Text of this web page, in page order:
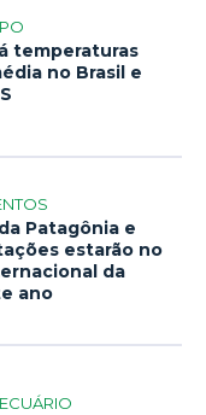
temperaturas
no Brasil e
Patagônia e
estarão no
da
ano